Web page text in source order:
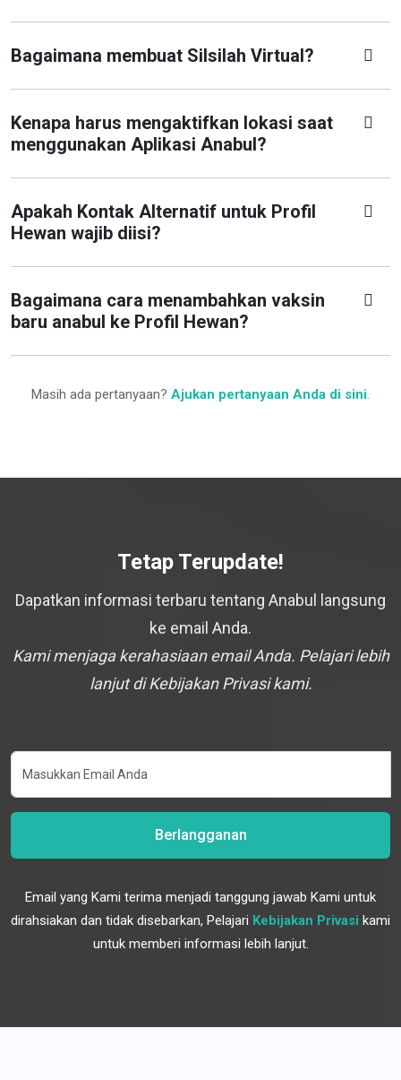
Bagaimana membuat Silsilah Virtual?
Kenapa harus mengaktifkan lokasi saat
menggunakan Aplikasi Anabul?
Apakah Kontak Alternatif untuk Profil
Hewan wajib diisi?
Bagaimana cara menambahkan vaksin
baru anabul ke Profil Hewan?
Masih ada pertanyaan? Ajukan pertanyaan Anda di sini.
Tetap Terupdate!
Dapatkan informasi terbaru tentang Anabul langsung
ke email Anda.
Kami menjaga kerahasiaan email Anda. Pelajari lebih
lanjut di Kebijakan Privasi kami.
Berlangganan
Email yang Kami terima menjadi tanggung jawab Kami untuk
dirahsiakan dan tidak disebarkan, Pelajari Kebijakan Privasi kami
untuk memberi informasi lebih lanjut.